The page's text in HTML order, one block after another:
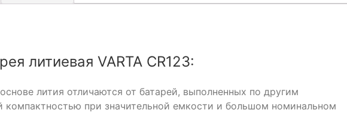
литиевая VARTA CR123:
лития отличаются от батарей, выполненных по другим
компактностью при значительной емкости и большом номинальном